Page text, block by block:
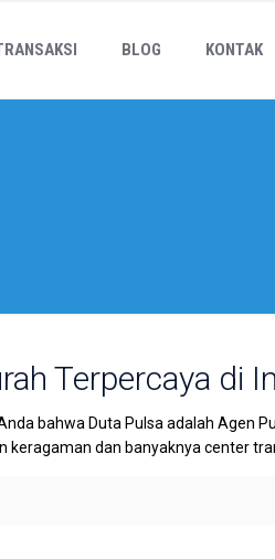
BLOG KONTAK
Terpercaya di
bahwa Duta Pulsa adalah Agen
keragaman dan banyaknya center